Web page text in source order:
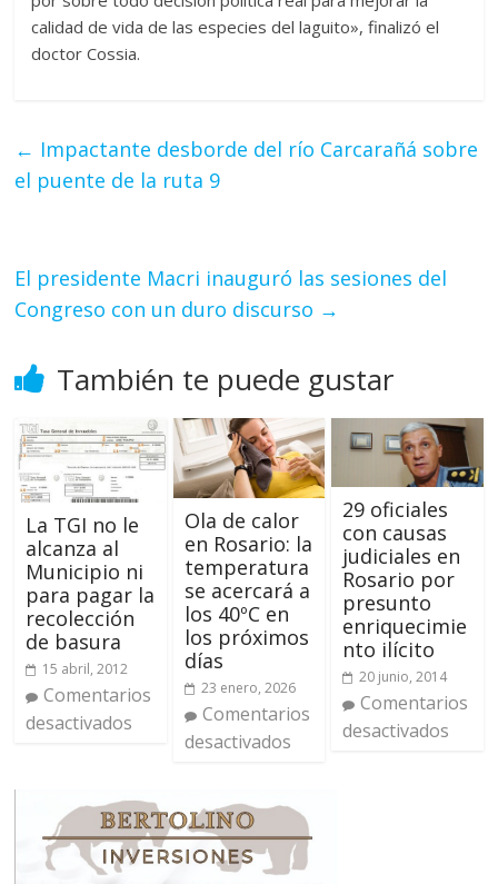
calidad de vida de las especies del laguito», finalizó el
doctor Cossia.
← Impactante desborde del río Carcarañá sobre
el puente de la ruta 9
El presidente Macri inauguró las sesiones del
Congreso con un duro discurso →
También te puede gustar
La TGI no le
alcanza al
Municipio ni
para pagar la
recolección
de basura
15 abril, 2012
Comentarios
desactivados
Ola de calor
en Rosario: la
temperatura
se acercará a
los 40ºC en
los próximos
días
23 enero, 2026
Comentarios
desactivados
29 oficiales
con causas
judiciales en
Rosario por
presunto
enriquecimie
nto ilícito
20 junio, 2014
Comentarios
desactivados